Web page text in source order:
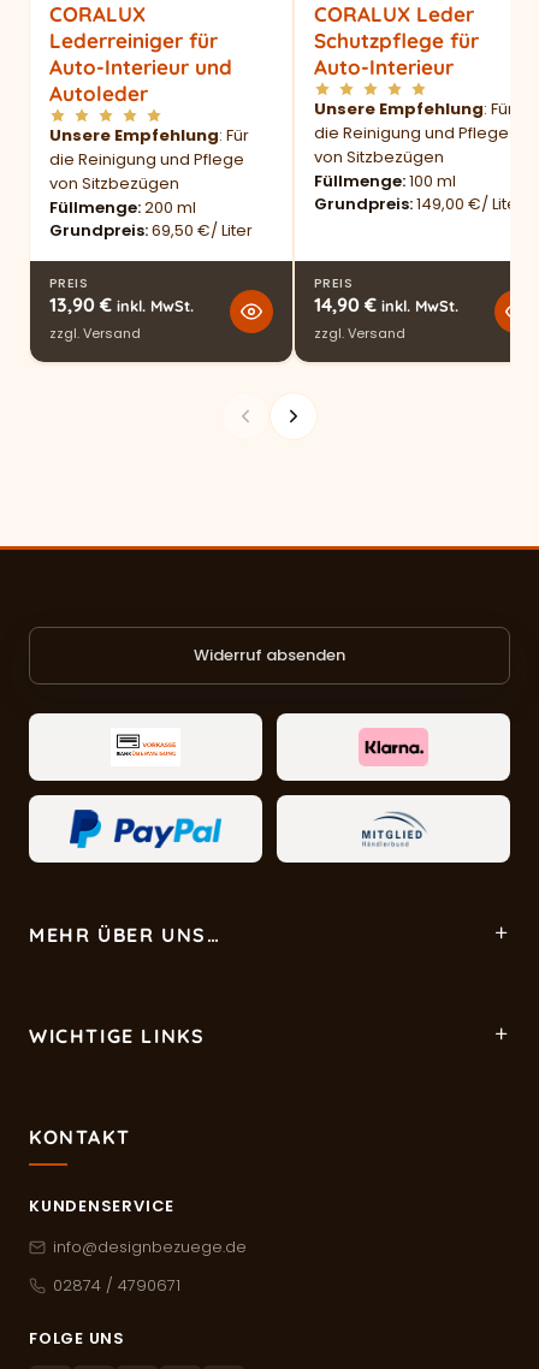
CORALUX
Lederreiniger für
Auto-Interieur und
Autoleder
Unsere Empfehlung: Für
die Reinigung und Pflege
von Sitzbezügen
Füllmenge 200 ml
Grundpreis 69,50 €/ Liter
PREIS
13,90 € inkl. MwSt.
zzgl.Versand
CORALUX Leder
Schutzpflege für
Auto-Interieur
Unsere Empfehlung: Für
die Reinigung und Pflege
von Sitzbezügen
Füllmenge 100 ml
Grundpreis 149,00 €/ Liter
PREIS
14,90 € inkl. MwSt.
zzgl.Versand
Widerruf absenden
MEHR ÜBER UNS…
WICHTIGE LINKS
KONTAKT
KUNDENSERVICE
info@designbezuege.de
02874 / 4790671
FOLGE UNS